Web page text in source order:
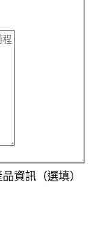
資訊（選填）